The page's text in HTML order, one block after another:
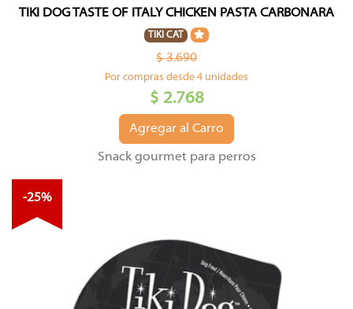
TIKI DOG TASTE OF ITALY CHICKEN PASTA CARBONARA
TIKI CAT
$ 3.690
Por compras desde 4 unidades
$ 2.768
Agregar al Carro
Snack gourmet para perros
-25%